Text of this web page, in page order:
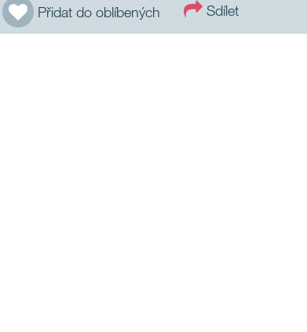
Přidat do oblíbených Sdílet